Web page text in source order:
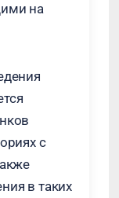
на
с
в таких